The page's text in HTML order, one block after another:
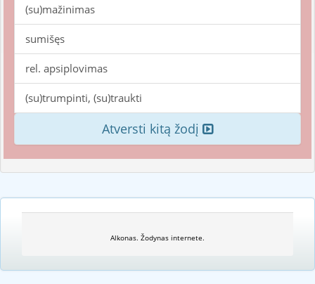
(su)mažinimas
sumišęs
rel. apsiplovimas
(su)trumpinti, (su)traukti
Atversti kitą žodį
Alkonas. Žodynas internete.